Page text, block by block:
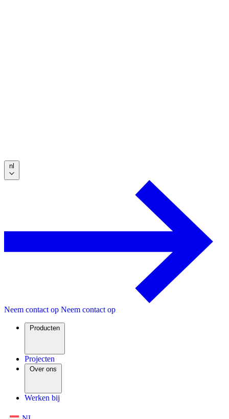
nl
Neem contact op Neem contact op
Producten
Projecten
Over ons
Werken bij